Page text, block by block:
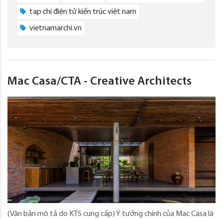
tạp chí điện tử kiến trúc việt nam
vietnamarchi.vn
Mac Casa/CTA - Creative Architects
(Văn bản mô tả do KTS cung cấp) Ý tưởng chính của Mac Casa là